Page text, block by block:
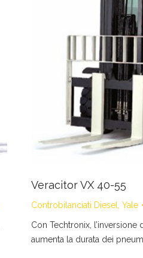
Veracitor VX 40-55
Controbilanciati Diesel Yale
Con Techtronix,
aumenta la durata dei